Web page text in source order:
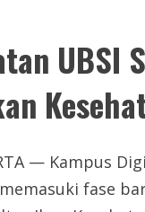
UBSI
— Kampus
fase